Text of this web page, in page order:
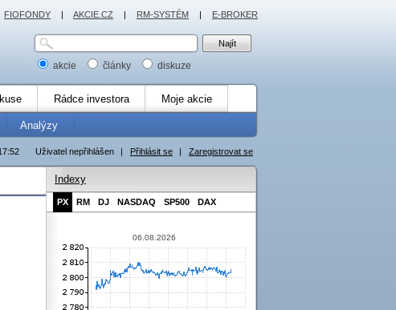
akcie články diskuze
Rádce investora Moje akcie
Analýzy
Uživatel nepřihlášen | Přihlásit se | Zaregistrovat se
Indexy
PX RM DJ NASDAQ SP500 DAX
06.08.2026
FIOFONDY | AKCIE.CZ | RM-SYSTÉM | E-BROKER